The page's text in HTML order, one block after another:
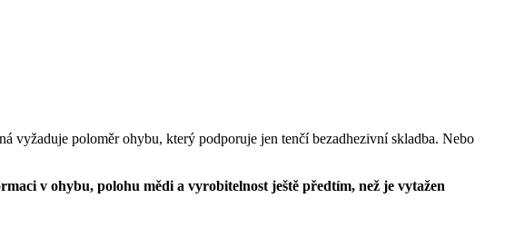
vyžaduje poloměr ohybu, který podporuje jen tenčí bezadhezivní skladba. Nebo
v ohybu, polohu mědi a vyrobitelnost ještě předtím, než je vytažen